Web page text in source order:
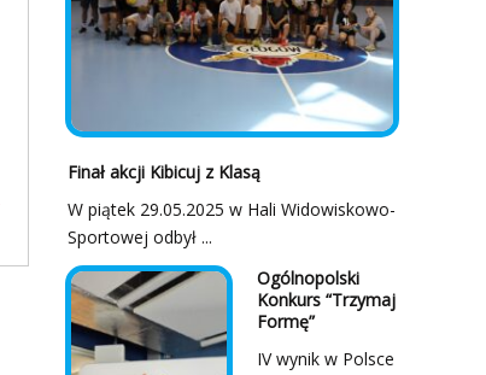
Finał akcji Kibicuj z Klasą
W piątek 29.05.2025 w Hali Widowiskowo-
Sportowej odbył ...
Ogólnopolski
Konkurs “Trzymaj
Formę”
IV wynik w Polsce